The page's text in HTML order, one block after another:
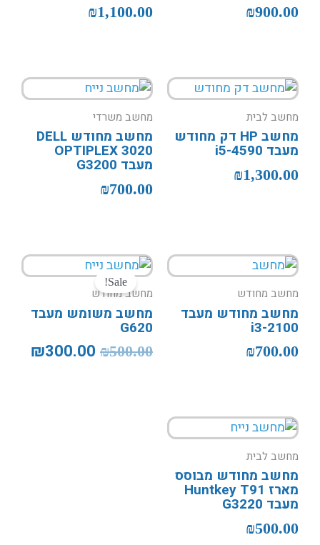
₪900.00
₪1,100.00
מחשב לבית
מחשב HP דק מחודש
מעבד i5-4590
₪1,300.00
מחשב משרדי
מחשב מחודש DELL
OPTIPLEX 3020
מעבד G3200
₪700.00
מחשב מחודש
מחשב מחודש מעבד
i3-2100
₪700.00
Sale!
מחשב מחודש
מחשב משומש מעבד
G620
₪500.00
המחיר
המקורי
היה:
₪500.00.
₪300.00
מחשב לבית
מחשב מחודש מבוסס
מארז Huntkey T91
מעבד G3220
₪500.00